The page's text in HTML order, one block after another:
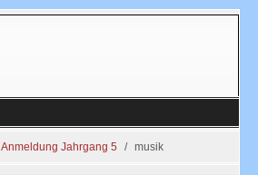
Anmeldung Jahrgang 5 musik